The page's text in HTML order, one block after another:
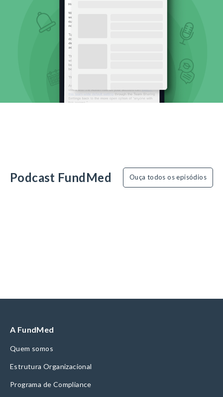
Podcast FundMed Ouça todos os episódios
A FundMed
Quem somos
Estrutura Organizacional
Programa de Compliance